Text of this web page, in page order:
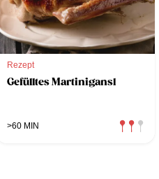
Rezept
Gefülltes Martinigansl
>60 MIN